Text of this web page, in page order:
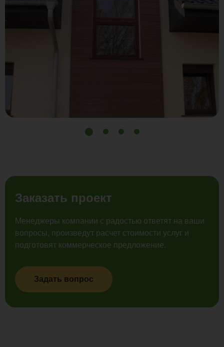
Заказать проект
Менеджеры компании с радостью ответят на ваши
вопросы, произведут расчет стоимости услуг и
подготовят коммерческое предложение.
Задать вопрос